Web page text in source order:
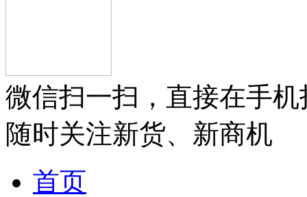
微信扫一扫，直接在手机
随时关注新货、新商机
首页